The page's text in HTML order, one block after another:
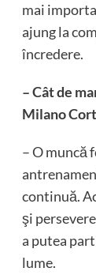
mai
ajung la
încredere.
– Cât de
Milano
– O muncă
continuă.
şi
a putea
lume.